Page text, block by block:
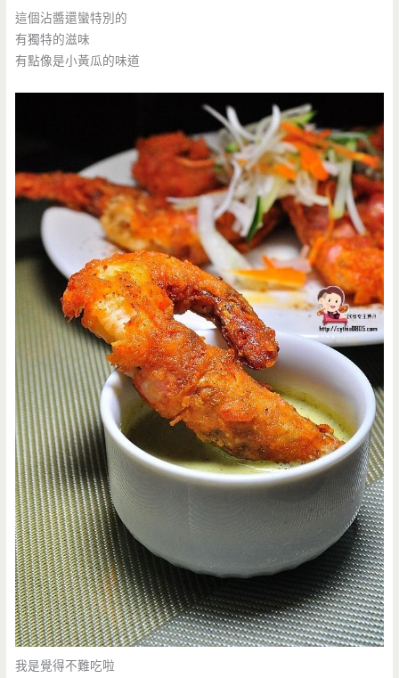
這個沾醬還蠻特別的
有獨特的滋味
有點像是小黃瓜的味道
我是覺得不難吃啦